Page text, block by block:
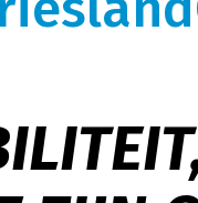
tankcontainers.